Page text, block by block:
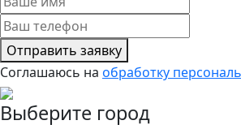
Отправить заявку
Соглашаюсь на обработку
Выберите город